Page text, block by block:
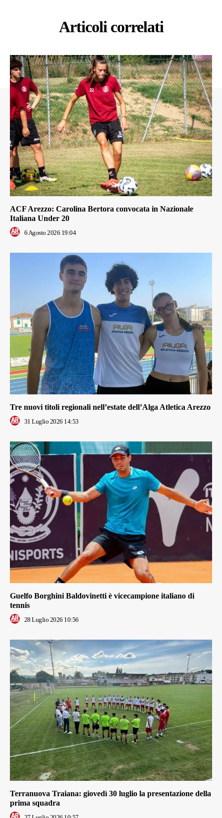
Articoli correlati
ACF Arezzo: Carolina Bertora convocata in Nazionale
Italiana Under 20
6 Agosto 2026 19:04
Tre nuovi titoli regionali nell’estate dell’Alga Atletica Arezzo
31 Luglio 2026 14:53
Guelfo Borghini Baldovinetti è vicecampione italiano di
tennis
28 Luglio 2026 10:56
Terranuova Traiana: giovedì 30 luglio la presentazione della
prima squadra